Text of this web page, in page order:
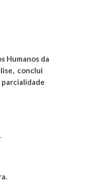
Humanos da
conclui
parcialidade